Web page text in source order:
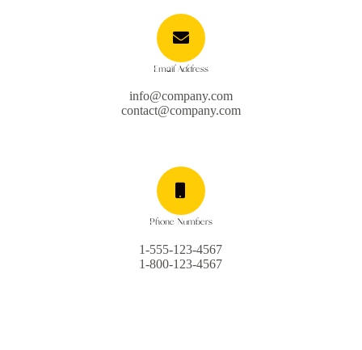
Email Address
info@company.com
contact@company.com
Phone Numbers
1-555-123-4567
1-800-123-4567